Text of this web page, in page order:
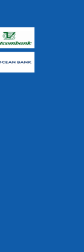
inch)